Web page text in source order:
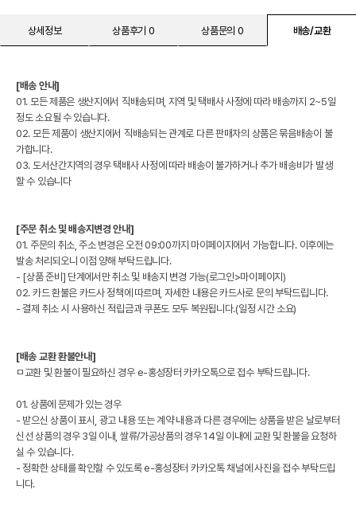
상세정보 상품후기 0 상품문의 0 배송/교환
[배송 안내]
01. 모든 제품은 생산지에서 직배송되며, 지역 및 택배사 사정에 따라 배송까지 2~5일
정도 소요될 수 있습니다.
02. 모든 제품이 생산지에서 직배송되는 관계로 다른 판매자의 상품은 묶음배송이 불
가합니다.
03. 도서산간지역의 경우 택배사 사정에 따라 배송이 불가하거나 추가 배송비가 발생
할 수 있습니다
[주문 취소 및 배송지변경 안내]
01. 주문의 취소, 주소 변경은 오전 09:00까지 마이페이지에서 가능합니다. 이후에는
발송 처리되오니 이점 양해 부탁드립니다.
- [상품 준비] 단계에서만 취소 및 배송지 변경 가능(로그인>마이페이지)
02. 카드 환불은 카드사 정책에 따르며, 자세한 내용은 카드사로 문의 부탁드립니다.
- 결제 취소 시 사용하신 적립금과 쿠폰도 모두 복원됩니다.(일정 시간 소요)
[배송 교환 환불안내]
ㅁ교환 및 환불이 필요하신 경우 e-홍성장터 카카오톡으로 접수 부탁드립니다.
01. 상품에 문제가 있는 경우
- 받으신 상품이 표시, 광고 내용 또는 계약 내용과 다른 경우에는 상품을 받은 날로부터
신선 상품의 경우 3일 이내, 쌀류/가공상품의 경우 14일 이내에 교환 및 환불을 요청하
실 수 있습니다.
- 정확한 상태를 확인할 수 있도록 e-홍성장터 카카오톡 채널에 사진을 접수 부탁드립
니다.